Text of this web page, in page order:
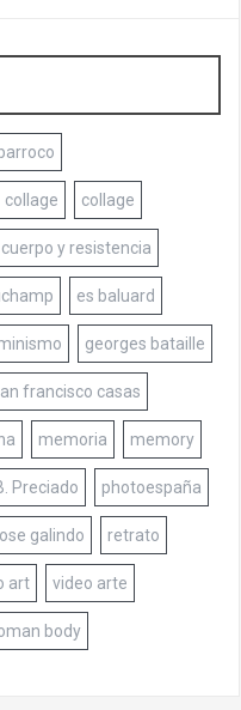
barroco
collage collage
cuerpo y resistencia
es baluard
georges bataille
francisco casas
memoria memory
Preciado photoespaña
galindo retrato
art video arte
body